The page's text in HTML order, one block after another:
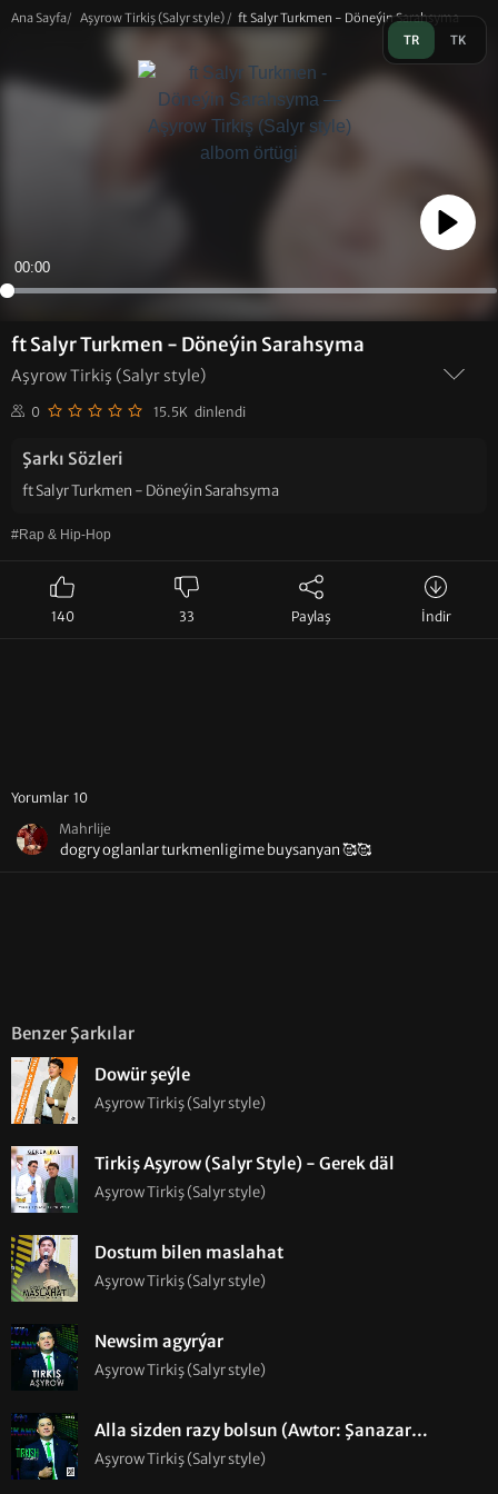
TR TK
Ana Sayfa/ Aşyrow Tirkiş (Salyr style) / ft Salyr Turkmen - Döneýin Sarahsyma
ft Salyr Turkmen - Döneýin Sarahsyma
Aşyrow Tirkiş (Salyr style)
0 15.5K dinlendi
Şarkı Sözleri
ft Salyr Turkmen - Döneýin Sarahsyma
#Rap & Hip-Hop
140 33 Paylaş İndir
Yorumlar 10
Mahrlije
dogry oglanlar turkmenligime buysanyan 🥰🥰
Benzer Şarkılar
Dowür şeýle
Aşyrow Tirkiş (Salyr style)
Tirkiş Aşyrow (Salyr Style) - Gerek däl
Aşyrow Tirkiş (Salyr style)
Dostum bilen maslahat
Aşyrow Tirkiş (Salyr style)
Newsim agyrýar
Aşyrow Tirkiş (Salyr style)
Alla sizden razy bolsun (Awtor: Şanazar
Hydyrow)
Aşyrow Tirkiş (Salyr style)
Play
00:00